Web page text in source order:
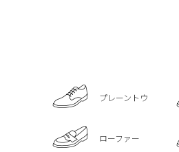
プレーントウ
ローファー